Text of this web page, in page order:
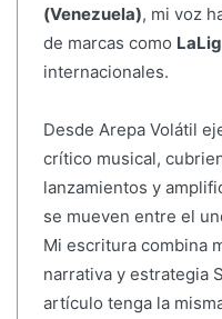
(Venezuela), mi voz
de marcas como
internacionales.
Desde Arepa Volátil
crítico musical,
lanzamientos y
se mueven entre el
Mi escritura combina
narrativa y estrategia
artículo tenga la